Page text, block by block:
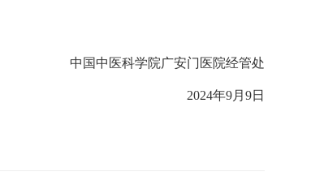
中国中医科学院广安门医院经管处
2024年9月 9日